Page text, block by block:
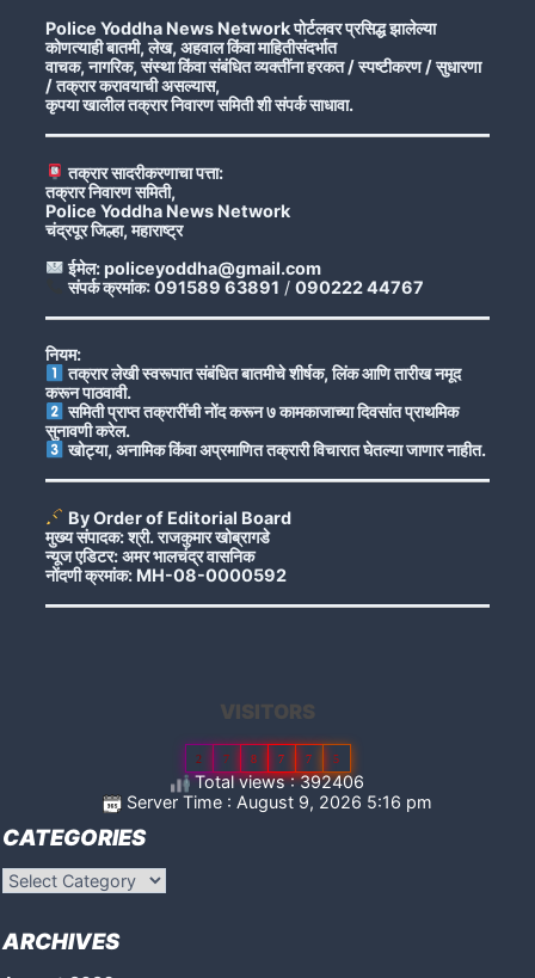
Police Yoddha News Network पोर्टलवर प्रसिद्ध झालेल्या
कोणत्याही बातमी, लेख, अहवाल किंवा माहितीसंदर्भात
वाचक, नागरिक, संस्था किंवा संबंधित व्यक्तींना हरकत / स्पष्टीकरण / सुधारणा
/ तक्रार करावयाची असल्यास,
कृपया खालील तक्रार निवारण समिती शी संपर्क साधावा.
तक्रार सादरीकरणाचा पत्ता:
तक्रार निवारण समिती,
Police Yoddha News Network
चंद्रपूर जिल्हा, महाराष्ट्र
ईमेल: policeyoddha@gmail.com
संपर्क क्रमांक: 091589 63891 / 090222 44767
नियम:
तक्रार लेखी स्वरूपात संबंधित बातमीचे शीर्षक, लिंक आणि तारीख नमूद
करून पाठवावी.
समिती प्राप्त तक्रारींची नोंद करून ७ कामकाजाच्या दिवसांत प्राथमिक
सुनावणी करेल.
खोट्या, अनामिक किंवा अप्रमाणित तक्रारी विचारात घेतल्या जाणार नाहीत.
By Order of Editorial Board
मुख्य संपादक: श्री. राजकुमार खोब्रागडे
न्यूज एडिटर: अमर भालचंद्र वासनिक
नोंदणी क्रमांक: MH-08-0000592
VISITORS
2 7 8 7 7 5
Total views : 392406
Server Time : August 9, 2026 5:16 pm
CATEGORIES
Categories
ARCHIVES